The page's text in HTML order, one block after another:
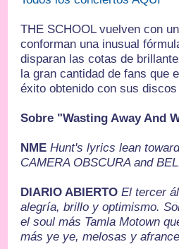
THE SCHOOL vuelven con
conforman una inusual
disparan las cotas de
la gran cantidad de fans que
éxito obtenido con sus
Sobre "Wasting Away And
NME Hunt's lyrics lean
CAMERA OBSCURA and
DIARIO ABIERTO El tercer
alegría, brillo y optimismo.
el soul más Tamla Motown
más ye ye, melosas y